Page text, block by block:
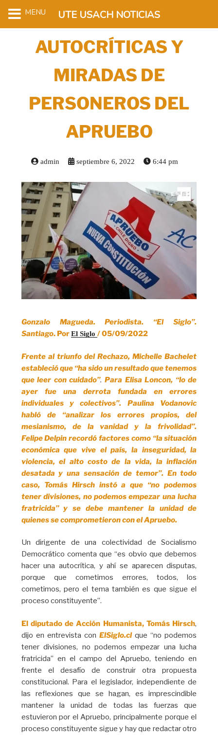
AUTOCRÍTICAS Y
MIRADAS DE
PERSONEROS DEL
APRUEBO
admin septiembre 6, 2022 6:44 pm
Gonzalo Magueda. Periodista. “El Siglo”.
Santiago. PorEl Siglo / 05/09/2022
Frente al triunfo del Rechazo, Michelle Bachelet
estableció que “ha sido un resultado que tenemos
que leer con cuidado”. Para Elisa Loncon, “lo de
ayer fue una derrota fundada en errores
individuales y colectivos”. Paulina Vodanovic
habló de
“analizar los errores propios, del
mesianismo, de la vanidad y la frivolidad”.
Felipe Delpin recordó factores como “la situación
económica que vive el país, la inseguridad, la
violencia, el alto costo de la vida, la inflación
desatada y una sensación de temor”. En todo
caso, Tomás Hirsch instó a que “no podemos
tener divisiones, no podemos empezar una lucha
fratricida” y se debe mantener la unidad de
quienes se comprometieron con el Apruebo.
Un dirigente de una colectividad de Socialismo
Democrático comenta que “es obvio que debemos
hacer una autocrítica, y ahí se aparecen disputas,
porque que cometimos errores, todos, los
cometimos, pero el tema también es que sigue el
proceso constituyente”.
El diputado de Acción Humanista, Tomás Hirsch,
dijo en entrevista conElSiglo.clque “no podemos
tener divisiones, no podemos empezar una lucha
fratricida” en el campo del Apruebo, teniendo en
frente el desafío de construir otra propuesta
constitucional. Para el legislador, independiente de
las reflexiones que se hagan, es imprescindible
mantener la unidad de todas las fuerzas que
estuvieron por el Apruebo, principalmente porque el
proceso constituyente sigue y hay que redactar otro
MENU UTE USACH NOTICIAS